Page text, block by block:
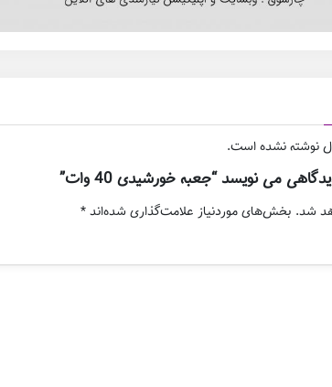
نوشته نشده است.
می نویسد “جعبه خورشیدی 40 وات”
شد. بخش‌های موردنیاز علامت‌گذاری شده‌اند*